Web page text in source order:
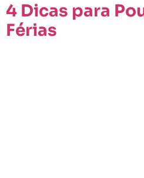
4 Dicas para
Férias